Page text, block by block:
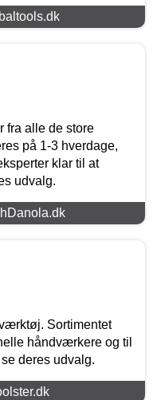
fra alle de store
på 1-3 hverdage,
klar til at
udvalg.
Sortimentet
håndværkere og til
deres udvalg.